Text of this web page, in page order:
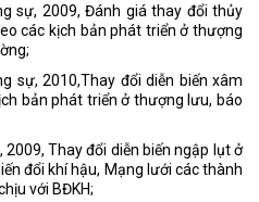
sự, 2009, Đánh giá thay đổi thủy
các kịch bản phát triển ở thượng
sự, 2010,Thay đổi diễn biến xâm
bản phát triển ở thượng lưu, báo
Thay đổi diễn biến ngập lụt ở
đổi khí hậu, Mạng lưới các thành
với BĐKH;